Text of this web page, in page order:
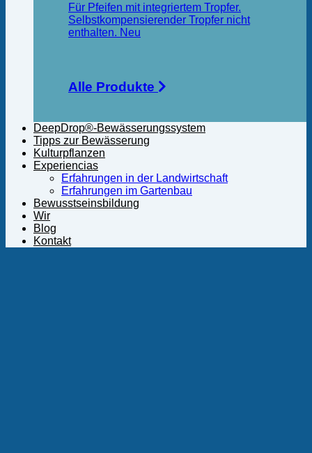
Für Pfeifen mit integriertem Tropfer.
Selbstkompensierender Tropfer nicht
enthalten.
Alle Produkte
DeepDrop®-Bewässerungssystem
Tipps zur Bewässerung
Kulturpflanzen
Experiencias
Erfahrungen in der Landwirtschaft
Erfahrungen im Gartenbau
Bewusstseinsbildung
Wir
Blog
Kontakt